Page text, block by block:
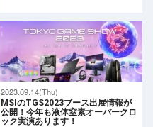
2023.09.14(Thu)
MSIのTGS2023ブース出展情報が
公開！今年も液体窒素オーバークロ
ック実演あります！